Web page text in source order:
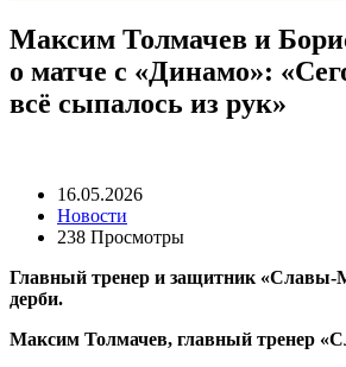
Максим Толмачев и
о матче с «Динамо»:
всё сыпалось из рук»
16.05.2026
Новости
238 Просмотры
Главный тренер и защитник «Славы-
дерби.
Максим Толмачев, главный тренер